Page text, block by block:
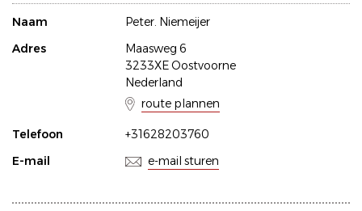
Naam
Peter. Niemeijer
Adres
Maasweg 6
3233XE Oostvoorne
Nederland
route plannen
Telefoon
+31628203760
E-mail
e-mail sturen